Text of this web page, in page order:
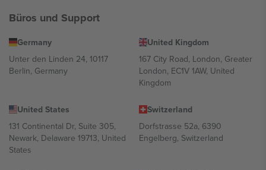
Büros und Support
Germany
Unter den Linden 24, 10117
Berlin, Germany
United Kingdom
167 City Road, London, Greater
London, EC1V 1AW, United
Kingdom
United States
131 Continental Dr, Suite 305,
Newark, Delaware 19713, United
States
Switzerland
Dorfstrasse 52a, 6390
Engelberg, Switzerland